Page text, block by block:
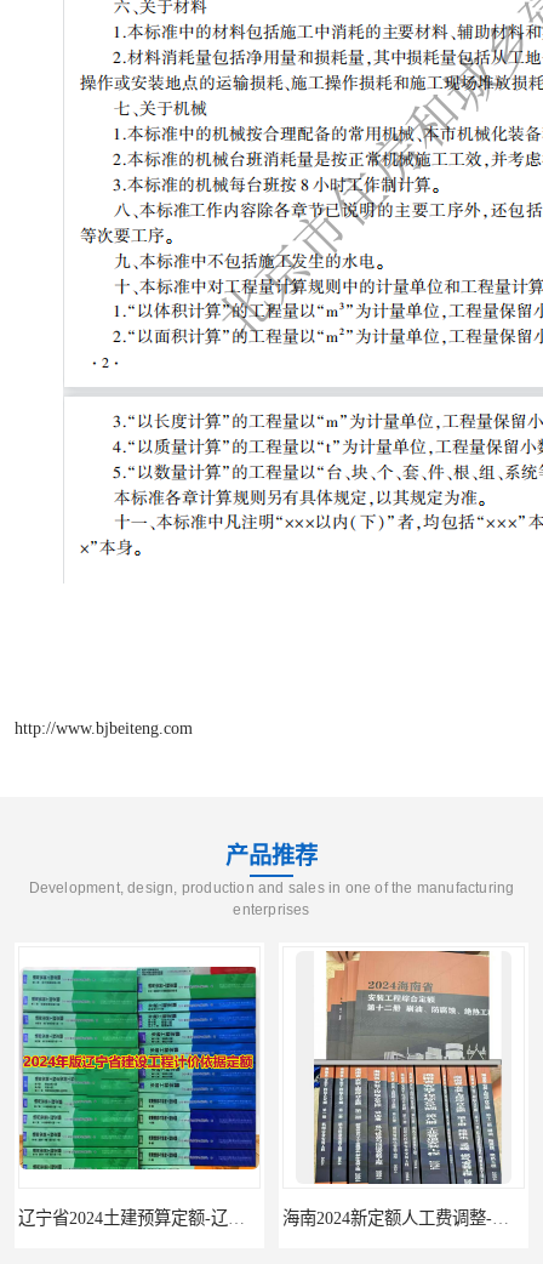
http://www.bjbeiteng.com
产品推荐
Development, design, production and sales in one of the manufacturing
enterprises
辽宁省2024土建预算定额-辽宁安装预算定额-辽宁通风空调安装定额 海南2024新定额人工费调整-海南2024版安装定额-海南2024房屋建筑定额-海南定额